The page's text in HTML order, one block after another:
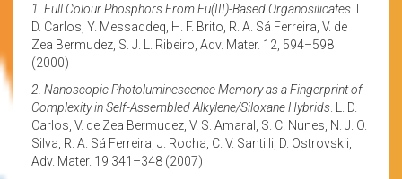
1. Full Colour Phosphors From Eu(III)-Based Organosilicates
D. Carlos, Y. Messaddeq, H. F. Brito, R. A. Sá Ferreira, V. de
Zea Bermudez, S. J. L. Ribeiro, Adv. Mater. 12, 594–598
(2000)
2. Nanoscopic Photoluminescence Memory as a Fingerprint of
Complexity in Self-Assembled Alkylene/Siloxane Hybrids . L. D.
Carlos, V. de Zea Bermudez, V. S. Amaral, S. C. Nunes, N. J. O.
Silva, R. A. Sá Ferreira, J. Rocha, C. V. Santilli, D. Ostrovskii,
Adv. Mater. 19 341–348 (2007)